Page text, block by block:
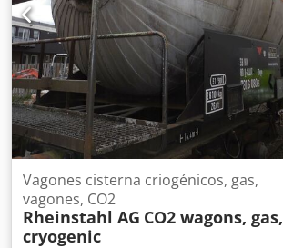
Vagones cisterna criogénicos, gas,
vagones, CO2
Rheinstahl AG CO2 wagons, gas,
cryogenic